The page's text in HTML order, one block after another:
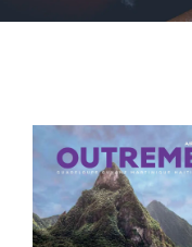
PRENSA
ENGLISH
View
Larger
Image